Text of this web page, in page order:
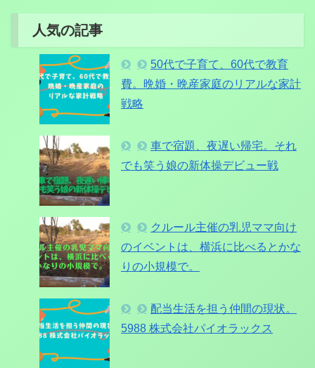
人気の記事
50代で子育て、60代で教育
費。晩婚・晩産家庭のリアルな家計
戦略
車で宿題、夜遅い帰宅。それ
でも笑う娘の新体操デビュー戦
クルール主催の乳児ママ向け
のイベントは、横浜に比べるとかな
りの小規模で。
配当生活を担う仲間の現状。
5988 株式会社パイオラックス